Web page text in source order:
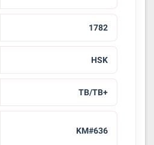
1782
HSK
TB/TB+
KM#636